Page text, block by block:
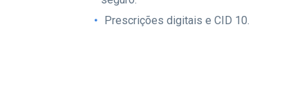
Prescrições digitais e CID 10.